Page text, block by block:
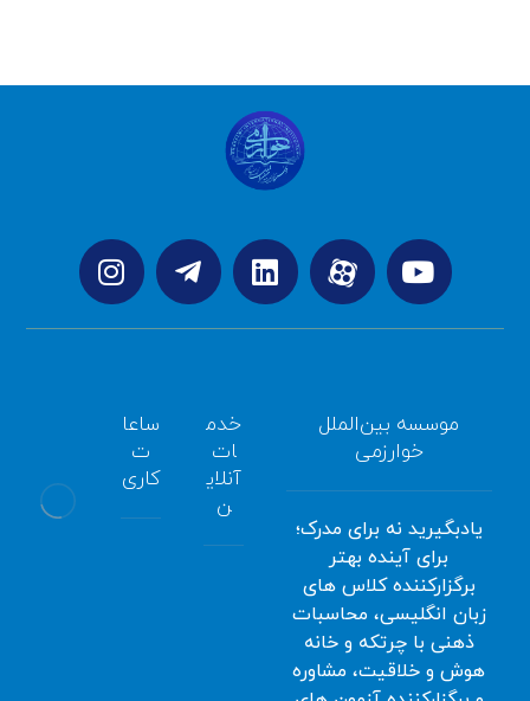
موسسه بین‌الملل
خوارزمی
یادبگیرید نه برای مدرک؛
برای آینده بهتر
برگزارکننده کلاس های
زبان انگلیسی، محاسبات
ذهنی با چرتکه و خانه
هوش و خلاقیت، مشاوره
خدم
ات
آنلای
ن
ساعا
ت
کاری